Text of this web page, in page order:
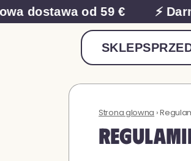
dostawa od 59 € ⚡
SKLEP
Strona glowna ›